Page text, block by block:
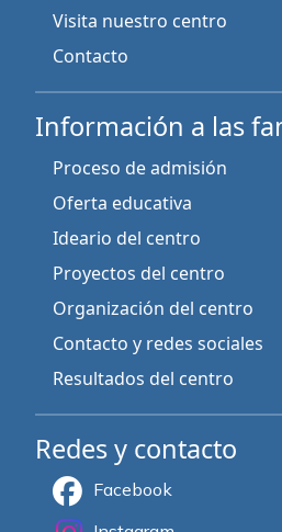
Visita nuestro centro
Contacto
Información a las
Proceso de admisión
Oferta educativa
Ideario del centro
Proyectos del centro
Organización del centro
Contacto y redes sociales
Resultados del centro
Redes y contacto
Facebook